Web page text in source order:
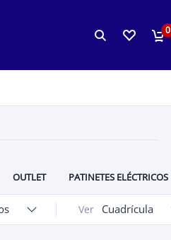
0
OUTLET
PATINETES ELÉCTRICOS
PARA NIÑOS OCASIÓN Y PACKS
Ver Cuadrícula